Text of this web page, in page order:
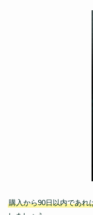
購入から90日以内であれ